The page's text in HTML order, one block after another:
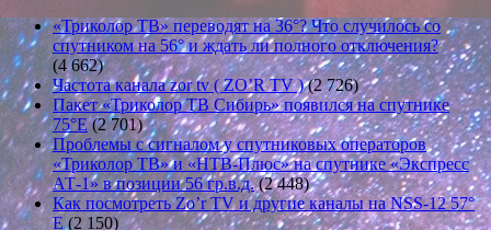
«Триколор ТВ» переводят на 36°? Что случилось со
спутником на 56° и ждать ли полного отключения?
(4 662)
Частота канала zor tv ( ZO’R TV ) (2 726)
Пакет «Триколор ТВ Сибирь» появился на спутнике
75°E (2 701)
Проблемы с сигналом у спутниковых операторов
«Триколор ТВ» и «НТВ-Плюс» на спутнике «Экспресс
АТ-1» в позиции 56 гр.в.д. (2 448)
Как посмотреть Zo’r TV и другие каналы на NSS-12 57°
E (2 150)